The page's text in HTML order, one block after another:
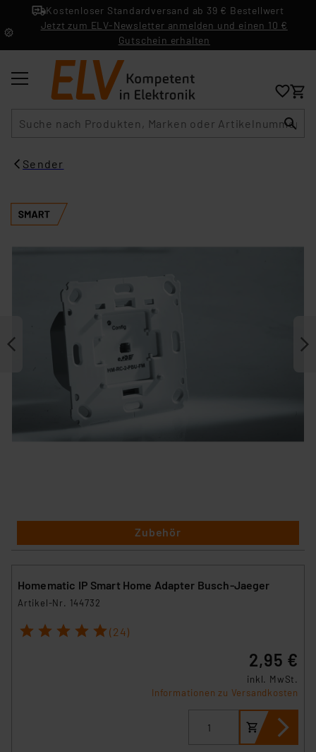
Kostenloser Standardversand ab 39 € Bestellwert
Jetzt zum ELV-Newsletter anmelden und einen 10 €
Gutschein erhalten
Sender
Zubehör
Homematic IP Smart Home Adapter Busch-Jaeger
Artikel-Nr. 144732
1 2 3 4 5 (24)
2,95 €
inkl. MwSt.
Informationen zu Versandkosten